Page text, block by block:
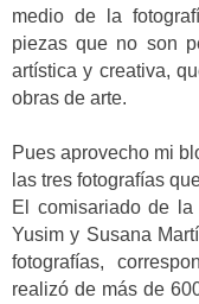
medio de la
piezas que no son
artística y creativa,
obras de arte.
Pues aprovecho mi
las tres fotografías
El comisariado de
Yusim y Susana
fotografías,
realizó de más de